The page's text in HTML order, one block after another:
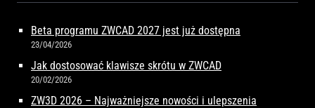
Beta programu ZWCAD 2027 jest już dostępna
23/04/2026
Jak dostosować klawisze skrótu w ZWCAD
20/02/2026
ZW3D 2026 – Najważniejsze nowości i ulepszenia